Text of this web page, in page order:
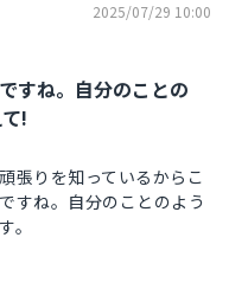
2025/07/29 10:00
すね。自分のことの
!
張りを知っているからこ
すね。自分のことのよう
。